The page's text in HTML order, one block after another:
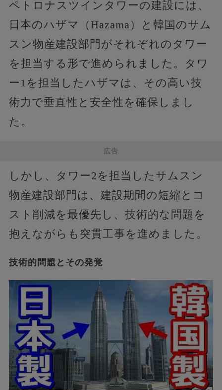
ペトロナスツインタワーの建設には、
日本のハザマ（Hazama）と韓国のサム
スン物産建設部門がそれぞれのタワー
を担当する形で進められました。タワ
ー1を担当したハザマは、その高い技
術力で垂直性と安全性を確保しまし
た。
広告
しかし、タワー2を担当したサムスン
物産建設部門は、建設期間の短縮とコ
スト削減を最優先し、技術的な問題を
抱えながらも突貫工事を進めました。
技術的問題とその発覚